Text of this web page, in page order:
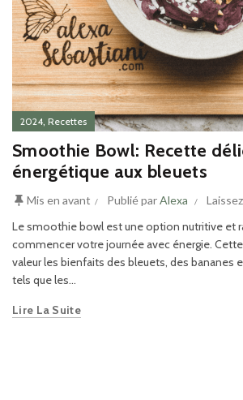
2024, Recettes
Smoothie Bowl: Recette
énergétique aux bleuets
Mis en avant Publié parAlexa
Le smoothie bowl est une option nutritive et
commencer votre journée avec énergie.
valeur les bienfaits des bleuets, des bananes
tels que les...
Lire La Suite